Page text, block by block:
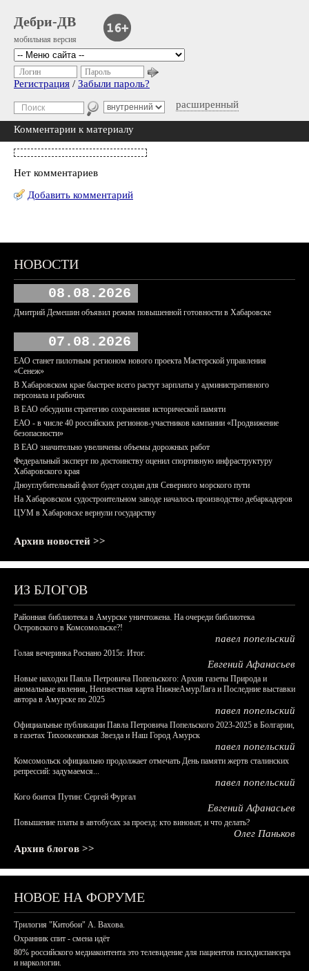
Дебри-ДВ
мобильная версия
расширенный
Логин Пароль
Регистрация / Забыли пароль?
Комментарии к материалу
Нет комментариев
Добавить комментарий
НОВОСТИ
08.08.2026
Дмитрий Демешин объявил режим повышенной готовности в Хабаровске
07.08.2026
ЕАО станет пилотным регионом нового проекта Мастерской управления
«Сенеж»
В Хабаровском крае быстрее всего растут зарплаты у административного
персонала и рабочих
В ЕАО обсудили стратегию сохранения исторической памяти
ЕАО - в числе 40 российских регионов-участников кампании «Продвижение
безопасности»
В ЕАО значительно увеличены объемы дорожных работ
Федеральный эксперт по достоинству оценил спортивную инфраструктуру
Хабаровского края
Дноуглубительный флот будет создан для Северного морского пути
На Хабаровском судостроительном заводе началось производство дебаркадеров
ЦУМ в Хабаровске вернули государству
Архив новостей >>
ИЗ БЛОГОВ
Районная библиотека в Амурске уничтожена. На очереди библиотека
Островского в Комсомольске?!
павел попельский
Голая вечеринка Роснано 2015г. Итог.
Евгений Афанасьев
Новые находки Павла Петровича Попельского: Архив газеты Природа и
аномальные явления, Неизвестная карта НижнеАмурЛага и Последние выставки
автора в Амурске по 2025
павел попельский
Официальные публикации Павла Петровича Попельского 2023-2025 в Болгарии,
в газетах Тихоокеанская Звезда и Наш Город Амурск
павел попельский
Комсомольск официально продолжает отмечать День памяти жертв сталинских
репрессий: задумаемся...
павел попельский
Кого боится Путин: Сергей Фургал
Евгений Афанасьев
Повышение платы в автобусах за проезд: кто виноват, и что делать?
Олег Паньков
Архив блогов >>
НОВОЕ НА ФОРУМЕ
Трилогия "Китобои" А. Вахова.
Охранник спит - смена идёт
80% российского медиаконтента это телевидение для пациентов психдиспансера
и наркологии.